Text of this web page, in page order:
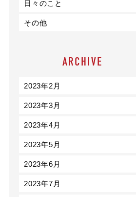
お知らせ
ブログ
スタッフ紹介
採用情報
日々のこと
その他
ARCHIVE
2023年2月
2023年3月
2023年4月
2023年5月
2023年6月
2023年7月